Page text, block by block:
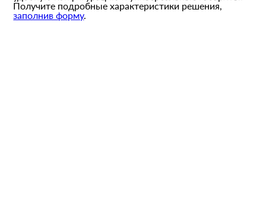
Получите подробные характеристики решения,
заполнив форму.